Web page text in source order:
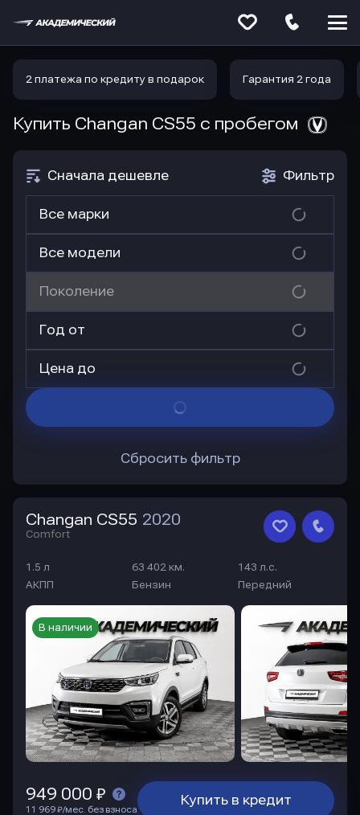
2 платежа по кредиту в подарок Гарантия 2 года
Купить Changan CS55 с пробегом
Фильтр
Сначала дешевле
Все марки
Все модели
Поколение
Год от
Цена до
Сбросить фильтр
Changan CS55 2020
Comfort
1.5 л 63 402 км.
143 л.с.
АКПП
Бензин Передний
В наличии
Купить в кредит
949 000 ₽
11 969 ₽/мес. без взноса